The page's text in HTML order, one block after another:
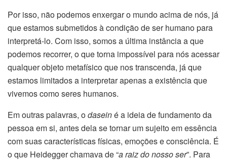
Por isso, não podemos enxergar o mundo acima de nós, já
que estamos submetidos à condição de ser humano para
interpretá-lo. Com isso, somos a última instância a que
podemos recorrer, o que torna impossível para nós acessar
qualquer objeto metafísico que nos transcenda, já que
estamos limitados a interpretar apenas a existência que
vivemos como seres humanos.
Em outras palavras, odaseiné a ideia de fundamento da
pessoa em si, antes dela se tornar um sujeito em essência
com suas características físicas, emoções e consciência. É
o que Heidegger chamava de “a raiz do nosso ser”. Para